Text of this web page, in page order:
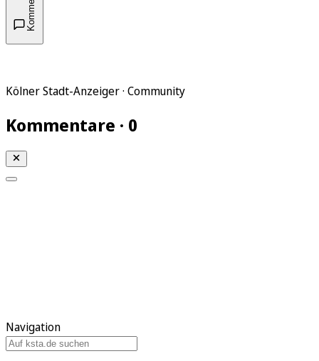
Kölner Stadt-Anzeiger · Community
Kommentare · 0
Navigation